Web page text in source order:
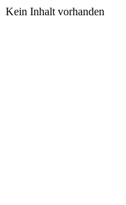
Kein Inhalt vorhanden